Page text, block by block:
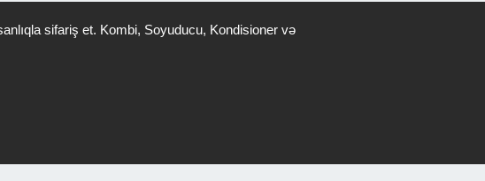
edir. Məsələn, sadəcə sızmanı bağlamır,
Tələsik müdaxilə edən ustalar çox vaxt problemi
və nəticə uzunömürlü olmur. Müasir alətlərlə görülən
müddətdə yenidən usta çağırmalı olacaqsan. Bu isə
sifariş et. Kombi, Soyuducu, Kondisioner və